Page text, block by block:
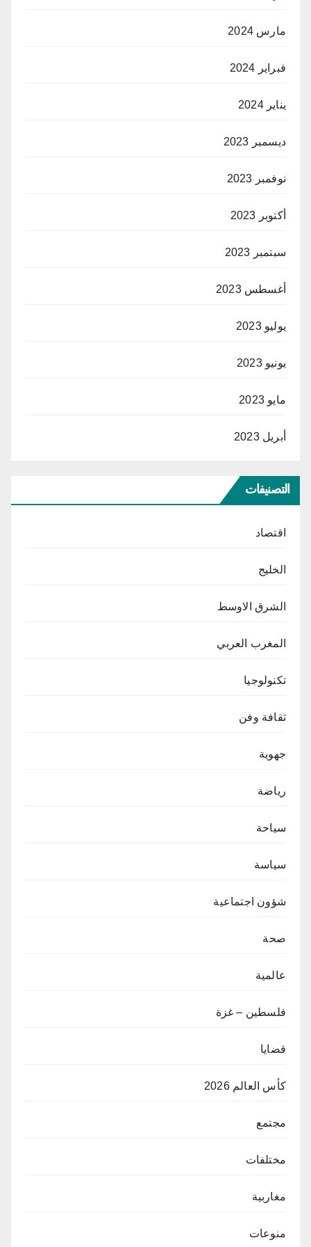
مارس 2024
فبراير 2024
يناير 2024
ديسمبر 2023
نوفمبر 2023
أكتوبر 2023
سبتمبر 2023
أغسطس 2023
يوليو 2023
يونيو 2023
مايو 2023
أبريل 2023
التصنيفات
اقتصاد
الخليج
الشرق الاوسط
المغرب العربي
تكنولوجيا
ثقافة وفن
جهوية
رياضة
سياحة
سياسة
شؤون اجتماعية
صحة
عالمية
فلسطين – غزة
قضايا
كأس العالم 2026
مجتمع
مختلفات
مغاربية
منوعات